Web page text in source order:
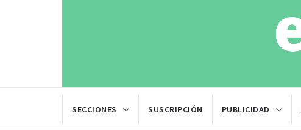
SECCIONES SUSCRIPCIÓN PUBLICIDAD